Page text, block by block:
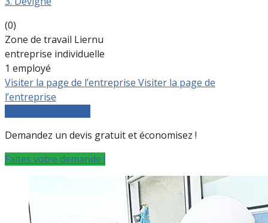
(0)
Zone de travail Liernu
entreprise individuelle
1 employé
Visiter la page de l’entreprise Visiter la page de
l’entreprise
Demandez un devis gratuit et économisez !
Faites votre demande !